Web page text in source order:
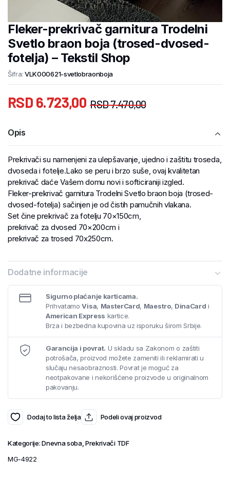
Fleker-prekrivač garnitura Trodelni
Svetlo braon boja (trosed-dvosed-
fotelja) – Tekstil Shop
Šifra: VLK000621-svetlobraonboja
RSD7.470,00
RSD 6.723,00
Opis
Prekrivači su namenjeni za ulepšavanje, ujedno i zaštitu troseda,
dvoseda i fotelje.Lako se peru i brzo suše, ovaj kvalitetan
prekrivač daće Vašem domu novi i softiciraniji izgled.
Fleker-prekrivač garnitura Trodelni Svetlo braon boja (trosed-
dvosed-fotelja) sačinjen je od čistih pamučnih vlakana.
Set čine prekrivač za fotelju 70×150cm,
prekrivač za dvosed 70×200cm i
prekrivač za trosed 70x250cm.
Dodatne informacije
Sigurno plaćanje karticama.
PrihvatamoVisa, MasterCard, Maestro, DinaCard i
American Express kartice.
Brza i bezbedna kupovina uz isporuku širom Srbije.
Garancija i povrat. U skladu sa Zakonom o zaštiti
potrošača, proizvod možete zameniti ili reklamirati u
slučaju nesaobraznosti. Povrat je moguć za
neotpakovane i nekorišćene proizvode u originalnom
pakovanju.
Dodaj to lista želja Podeli ovaj proizvod
Kategorije:Dnevna soba,Prekrivači TDF
MG-4922